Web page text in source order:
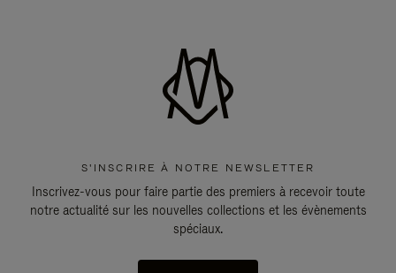
S'INSCRIRE À NOTRE NEWSLETTER
Inscrivez-vous pour faire partie des premiers à recevoir toute
notre actualité sur les nouvelles collections et les évènements
spéciaux.